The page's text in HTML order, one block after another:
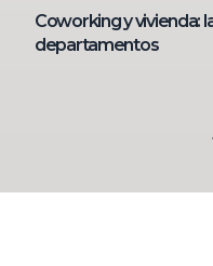
Coworking y vivienda:
departamentos